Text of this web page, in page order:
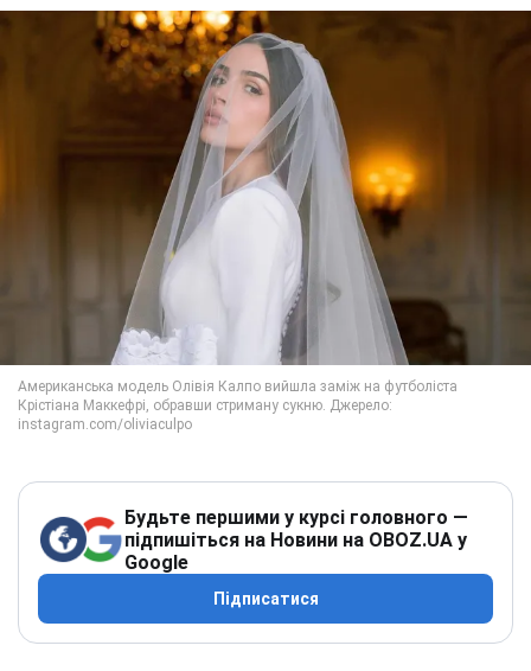
Будьте першими у курсі головного —
підпишіться на Новини на OBOZ.UA у
Google
Підписатися